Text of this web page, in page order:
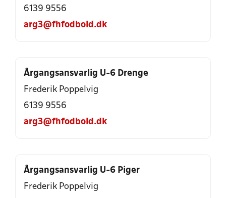
6139 9556
arg3@fhfodbold.dk
Årgangsansvarlig U-6 Drenge
Frederik Poppelvig
6139 9556
arg3@fhfodbold.dk
Årgangsansvarlig U-6 Piger
Frederik Poppelvig